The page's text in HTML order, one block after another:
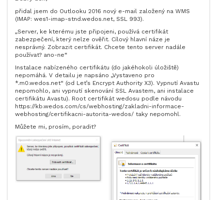
přidal jsem do Outlooku 2016 nový e-mail založený na WMS
(IMAP: wes1-imap-stnd.wedos.net, SSL 993).
„Server, ke kterému jste připojeni, používá certifikát
zabezpečení, který nelze ověřit. Cílový hlavní náze je
nesprávný. Zobrazit certifikát. Chcete tento server nadále
používat? ano-ne“
Instalace nabízeného certifikátu (do jakéhokoli úložiště)
nepomáhá. V detailu je napsáno „Vystaveno pro
*.m0.wedos.net“ (od Let’s Encrypt Authority X3). Vypnutí Avastu
nepomohlo, ani vypnutí skenování SSL Avastem, ani instalace
certifikátu Avastu). Root certifikát wedosu podle návodu
https://kb.wedos.com/cs/webhosting/zakladni-informace-
webhosting/certifikacni-autorita-wedos/ taky nepomohl.
Můžete mi, prosím, poradit?